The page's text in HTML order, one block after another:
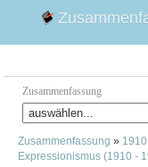
Zusammenfassung
Faust
Zusammenfassung » 1910
Expressionismus (1910 -